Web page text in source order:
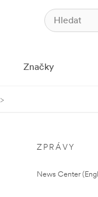
Značky
ZPRÁVY
News Center